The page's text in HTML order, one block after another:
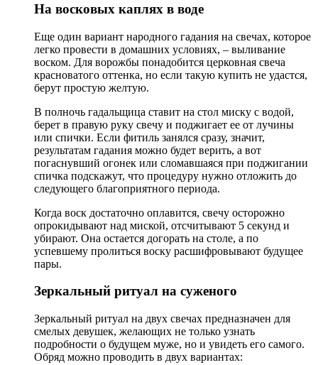
На восковых каплях в воде
Еще один вариант народного гадания на свечах, которое
легко провести в домашних условиях, – выливание
воском. Для ворожбы понадобится церковная свеча
красноватого оттенка, но если такую купить не удастся,
берут простую желтую.
В полночь гадальщица ставит на стол миску с водой,
берет в правую руку свечу и поджигает ее от лучины
или спички. Если фитиль занялся сразу, значит,
результатам гадания можно будет верить, а вот
погаснувший огонек или сломавшаяся при поджигании
спичка подскажут, что процедуру нужно отложить до
следующего благоприятного периода.
Когда воск достаточно оплавится, свечу осторожно
опрокидывают над миской, отсчитывают 5 секунд и
убирают. Она остается догорать на столе, а по
успевшему пролиться воску расшифровывают будущее
пары.
Зеркальный ритуал на суженого
Зеркальный ритуал на двух свечах предназначен для
смелых девушек, желающих не только узнать
подробности о будущем муже, но и увидеть его самого.
Обряд можно проводить в двух вариантах: